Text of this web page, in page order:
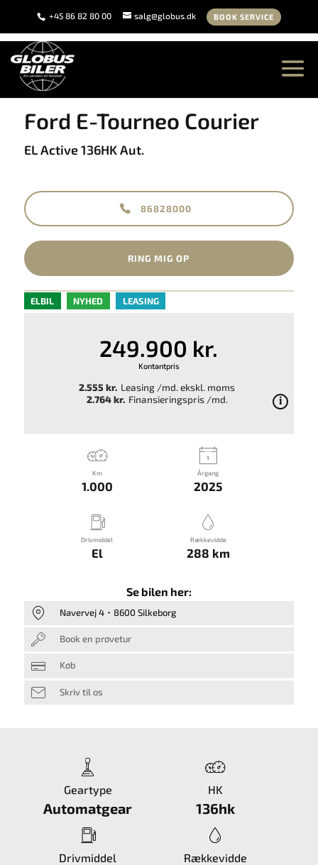
+45 86 82 80 00 salg@globus.dk BOOK SERVICE
<Tilbage til søgeresultat
Ford E-Tourneo Courier
EL Active 136HK Aut.
86828000
RING MIG OP
ELBIL NYHED LEASING
249.900 kr.
Kontantpris
2.555 kr. Leasing /md. ekskl. moms
2.764 kr. Finansieringspris /md.
Km
1.000
Årgang
2025
Drivmiddel
El
Rækkevidde
288 km
Se bilen her:
Navervej 4 8600 Silkeborg
Book en prøvetur
Køb
Skriv til os
Geartype
Automatgear
HK
136hk
Drivmiddel Rækkevidde